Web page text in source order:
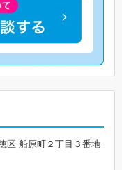
区 船原町２丁目３番地